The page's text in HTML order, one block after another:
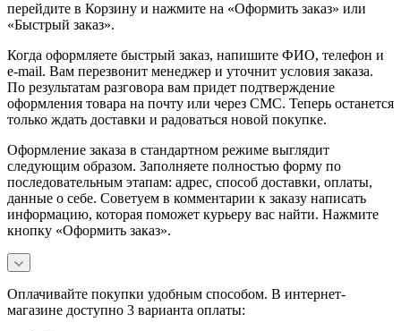
перейдите в Корзину и нажмите на «Оформить заказ» или
«Быстрый заказ».
Когда оформляете быстрый заказ, напишите ФИО, телефон и
e-mail. Вам перезвонит менеджер и уточнит условия заказа.
По результатам разговора вам придет подтверждение
оформления товара на почту или через СМС. Теперь останется
только ждать доставки и радоваться новой покупке.
Оформление заказа в стандартном режиме выглядит
следующим образом. Заполняете полностью форму по
последовательным этапам: адрес, способ доставки, оплаты,
данные о себе. Советуем в комментарии к заказу написать
информацию, которая поможет курьеру вас найти. Нажмите
кнопку «Оформить заказ».
Оплачивайте покупки удобным способом. В интернет-
магазине доступно 3 варианта оплаты: